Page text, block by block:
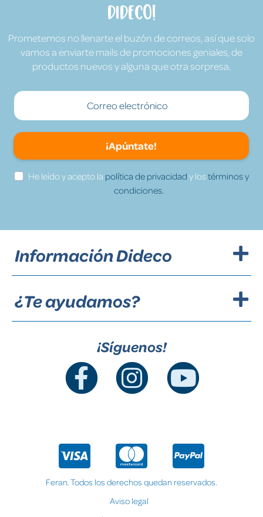
Dideco!
Prometemos no llenarte el buzón de correos, así que solo
vamos a enviarte mails de promociones geniales, de
productos nuevos y alguna que otra sorpresa.
¡Apúntate!
He leído y acepto la política de privacidad y lostérminos y
condiciones.
Información Dideco
¿Te ayudamos?
¡Síguenos!
Feran. Todos los derechos quedan reservados.
Aviso legal